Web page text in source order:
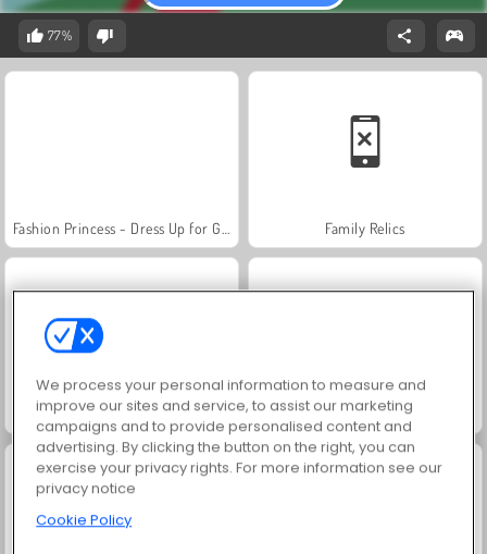
77%
Family Relics
Jewel Garden Story Farm Merge Valley
We process your personal information to measure and
improve our sites and service, to assist our marketing
campaigns and to provide personalised content and
advertising. By clicking the button on the right, you can
exercise your privacy rights. For more information see our
privacy notice
Cookie Policy